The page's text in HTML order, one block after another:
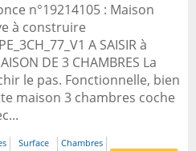
n°19214105 : Maison
à construire
A SAISIR à
DE 3 CHAMBRES La
le pas. Fonctionnelle, bien
maison 3 chambres coche
Surface Chambres